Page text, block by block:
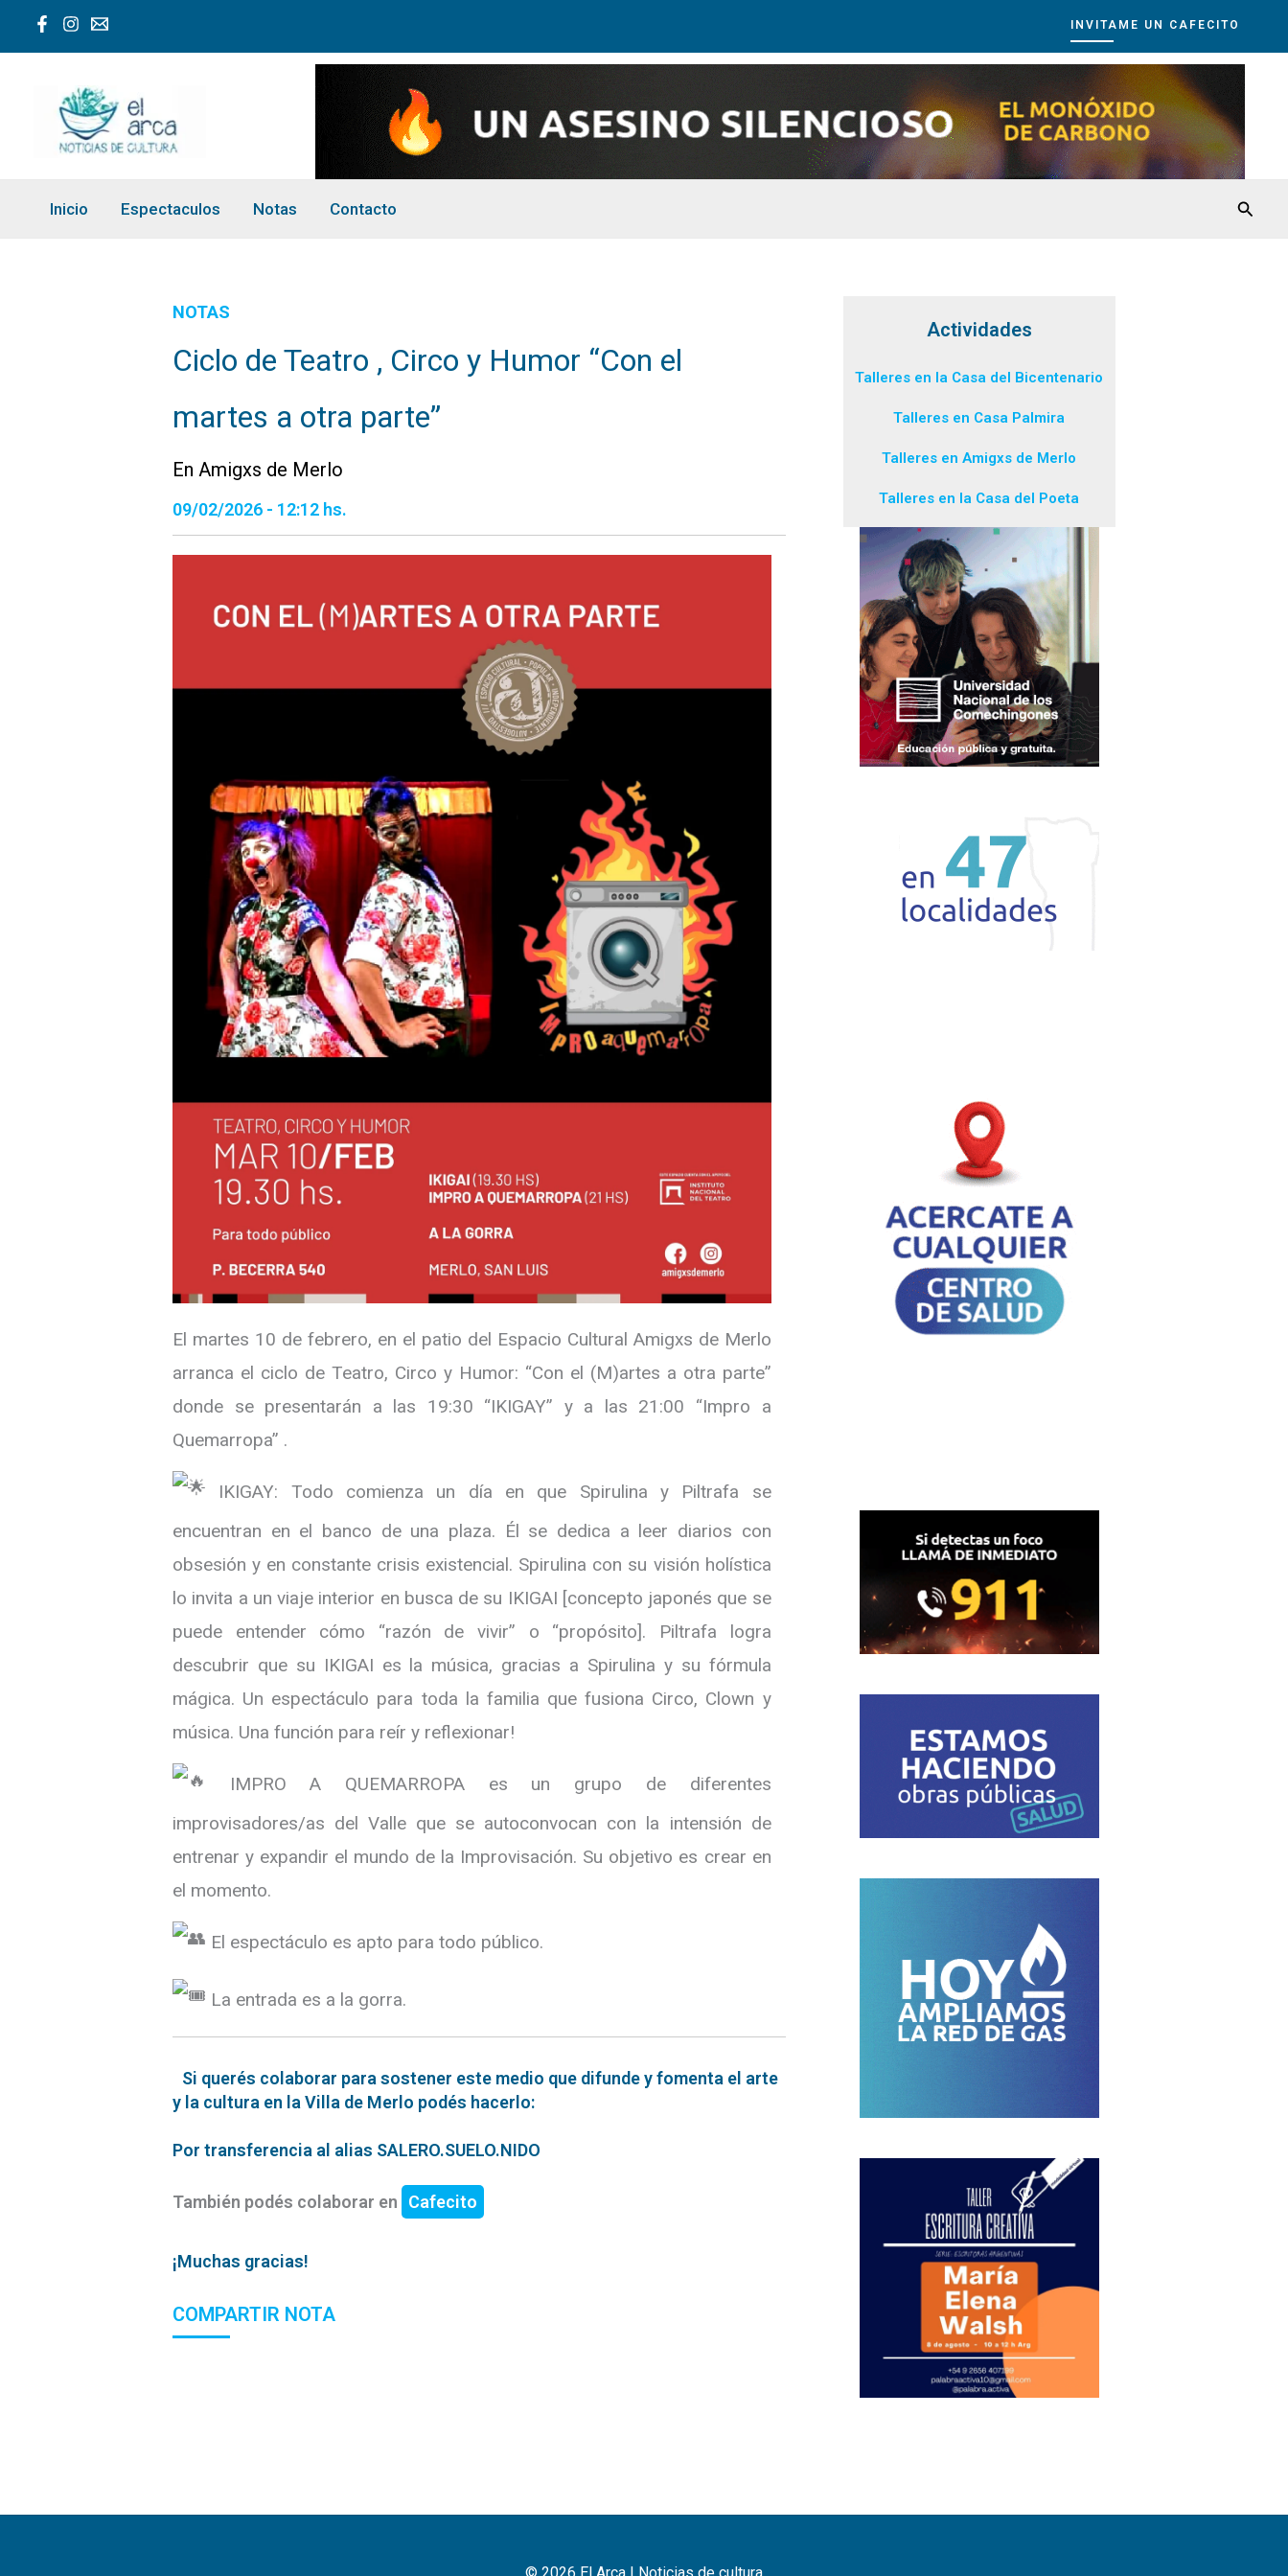
INVITAME UN CAFECITO
Inicio Espectaculos Notas Contacto
NOTAS
Ciclo de Teatro , Circo y Humor “Con el
martes a otra parte”
En Amigxs de Merlo
09/02/2026 - 12:12 hs.
El martes 10 de febrero, en el patio del Espacio Cultural Amigxs de Merlo
arranca el ciclo de Teatro, Circo y Humor: “Con el (M)artes a otra parte”
donde se presentarán a las 19:30 “IKIGAY” y a las 21:00 “Impro a
Quemarropa” .
IKIGAY: Todo comienza un día en que Spirulina y Piltrafa se
encuentran en el banco de una plaza. Él se dedica a leer diarios con
obsesión y en constante crisis existencial. Spirulina con su visión holística
lo invita a un viaje interior en busca de su IKIGAI [concepto japonés que se
puede entender cómo “razón de vivir” o “propósito]. Piltrafa logra
descubrir que su IKIGAI es la música, gracias a Spirulina y su fórmula
mágica. Un espectáculo para toda la familia que fusiona Circo, Clown y
música. Una función para reír y reflexionar!
IMPRO A QUEMARROPA es un grupo de diferentes
improvisadores/as del Valle que se autoconvocan con la intensión de
entrenar y expandir el mundo de la Improvisación. Su objetivo es crear en
el momento.
El espectáculo es apto para todo público.
La entrada es a la gorra.
Si querés colaborar para sostener este medio que difunde y fomenta el arte
y la cultura en la Villa de Merlo podés hacerlo:
Por transferencia al alias SALERO.SUELO.NIDO
También podés colaborar en Cafecito
¡Muchas gracias!
COMPARTIR NOTA
Actividades
Talleres en la Casa del Bicentenario
Talleres en Casa Palmira
Talleres en Amigxs de Merlo
Talleres en la Casa del Poeta